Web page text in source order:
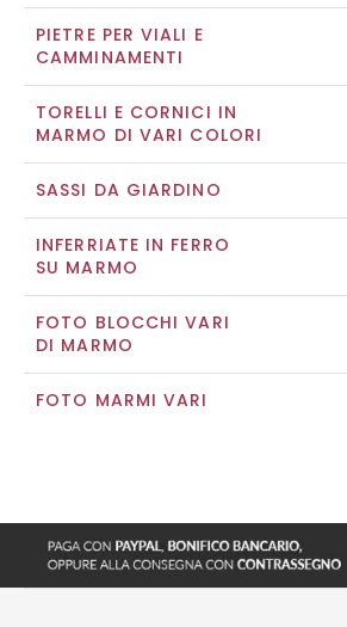
PIETRE PER VIALI E
CAMMINAMENTI
TORELLI E CORNICI IN
MARMO DI VARI COLORI
SASSI DA GIARDINO
INFERRIATE IN FERRO
SU MARMO
FOTO BLOCCHI VARI
DI MARMO
FOTO MARMI VARI